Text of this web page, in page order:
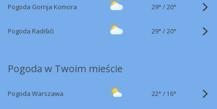
Pogoda Gornja Komora 29° /20°
Pogoda Radišići 29° /20°
Pogoda w Twoim mieście
Pogoda Warszawa 22° / 16°